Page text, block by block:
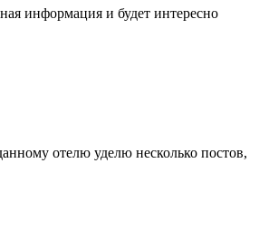
информация и будет интересно
отелю уделю несколько постов,